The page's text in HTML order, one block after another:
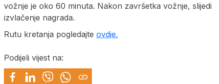
vožnje je oko 60 minuta. Nakon završetka vožnje, slijedi
izvlačenje nagrada.
Rutu kretanja pogledajte ovdje.
Podijeli vijest na: